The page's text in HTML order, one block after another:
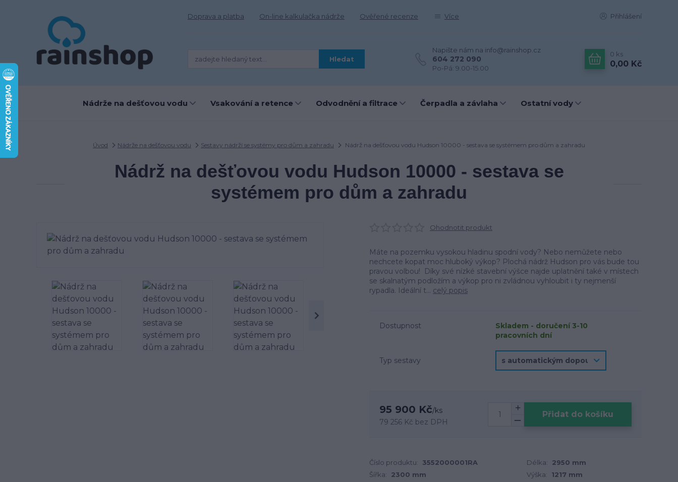
Doprava a platba On-line kalkulačka nádrže Ověřené recenze Více Přihlášení
Hledat
Napište nám na info@rainshop.cz
604 272 090
Po-Pá: 9.00-15.00
0 ks
0,00 Kč
Nádrže na dešťovou vodu Vsakování a retence Odvodnění a filtrace Čerpadla a závlaha Ostatní vody
Úvod Nádrže na dešťovou vodu Sestavy nádrží se systémy pro dům a zahradu Nádrž na dešťovou vodu Hudson 10000 - sestava se systémem pro dům a zahradu
Nádrž na dešťovou vodu Hudson 10000 - sestava se
systémem pro dům a zahradu
Ohodnotit produkt
Máte na pozemku vysokou hladinu spodní vody? Nebo nemůžete nebo
nechcete kopat moc hluboký výkop? Plochá nádrž Hudson pro vás bude tou
pravou volbou! Díky své nízké stavební výšce najde uplatnění také v místech
se skalnatým podložím a výkop pro ni zvládnou vyhloubit i ty nejmenší
rypadla. Ideální t... celý popis
Dostupnost
Skladem - doručení 3-10
pracovních dní
Typ sestavy
95 900 Kč/ks
79 256 Kč bez DPH
Přidat do košíku
Číslo produktu: 3552000001RA Délka:
2950 mm
Šířka:
2300 mm Výška:
1217 mm